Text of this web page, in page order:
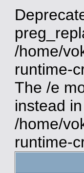
/home/
runtime-
The /e
instead in
/home/
runtime-